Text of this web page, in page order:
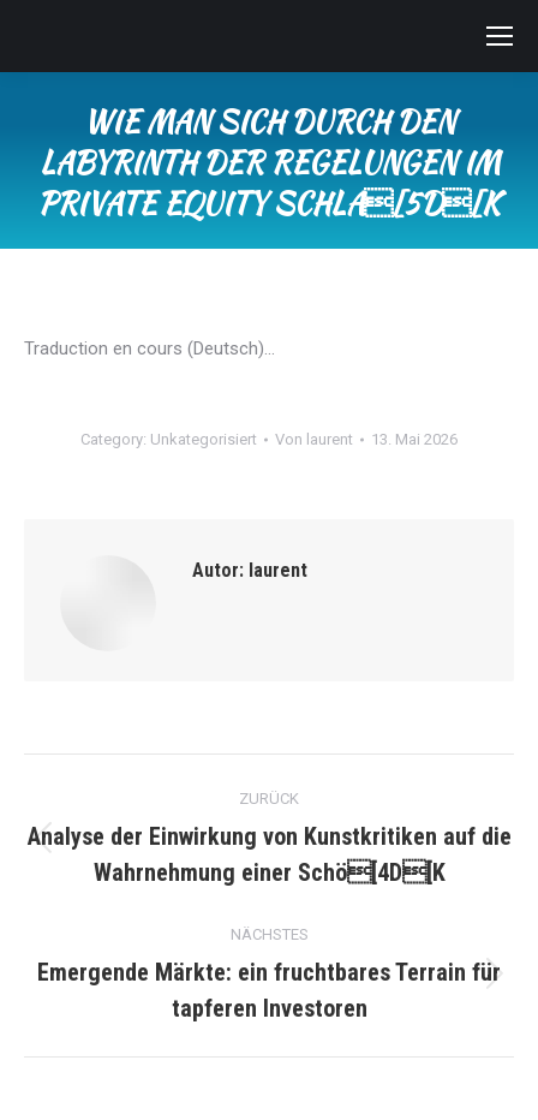
WIE MAN SICH DURCH DEN
LABYRINTH DER REGELUNGEN IM
PRIVATE EQUITY SCHLA[5D[K
Traduction en cours (Deutsch)…
Category: Unkategorisiert Von laurent 13. Mai 2026
Autor: laurent
Kommentarnavigation
ZURÜCK
Beitrag:
Analyse der Einwirkung von Kunstkritiken auf die
Wahrnehmung einer Schö[4D[K
NÄCHSTES
Beitrag:
Emergende Märkte: ein fruchtbares Terrain für
tapferen Investoren